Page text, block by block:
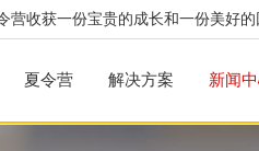
营收获一份宝贵的成长和一份美好的
夏令营 解决方案 新闻